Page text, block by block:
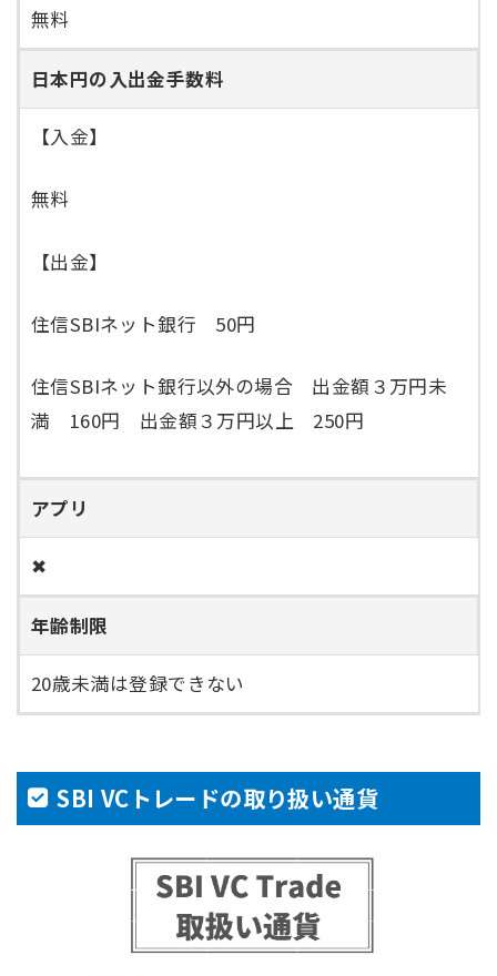
無料
日本円の入出金手数料
【入金】
無料
【出金】
住信SBIネット銀行 50円
住信SBIネット銀行以外の場合 出金額３万円未
満 160円 出金額３万円以上 250円
アプリ
✖
年齢制限
20歳未満は登録できない
SBI VCトレードの取り扱い通貨